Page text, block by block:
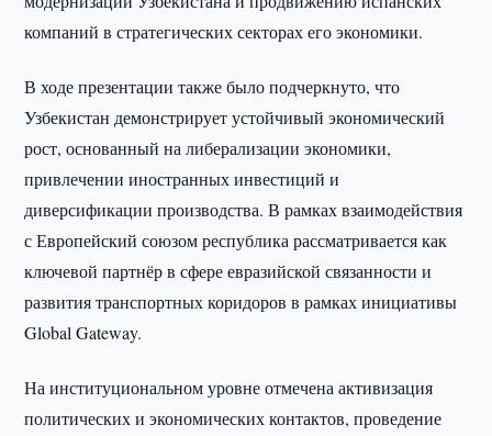
компаний в стратегических секторах его экономики.
В ходе презентации также было подчеркнуто, что
Узбекистан демонстрирует устойчивый экономический
рост, основанный на либерализации экономики,
привлечении иностранных инвестиций и
диверсификации производства. В рамках взаимодействия
с Европейский союзом республика рассматривается как
ключевой партнёр в сфере евразийской связанности и
развития транспортных коридоров в рамках инициативы
Global Gateway.
На институциональном уровне отмечена активизация
политических и экономических контактов, проведение